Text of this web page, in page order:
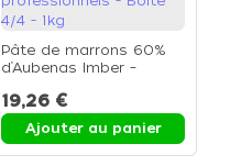
Pâte de marrons 60%
d’Aubenas Imber –
gros pour
professionnels - Boite
4/4 - 1kg
19,26 €
Ajouter au panier